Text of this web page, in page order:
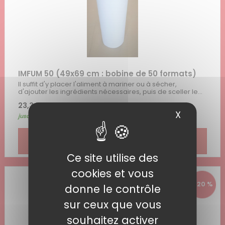
IMFUM 50 (49x69 cm : bobine de 50 formats)
Il suffit d'y placer l'aliment à mariner ou à sécher,
d'ajouter les ingrédients nécessaires, puis de sceller le...
23,34 € HT
jusqu'au 31/08/2026
voir le produit >
- 20 %
Ce site utilise des
cookies et vous
donne le contrôle
sur ceux que vous
souhaitez activer
XMasquer